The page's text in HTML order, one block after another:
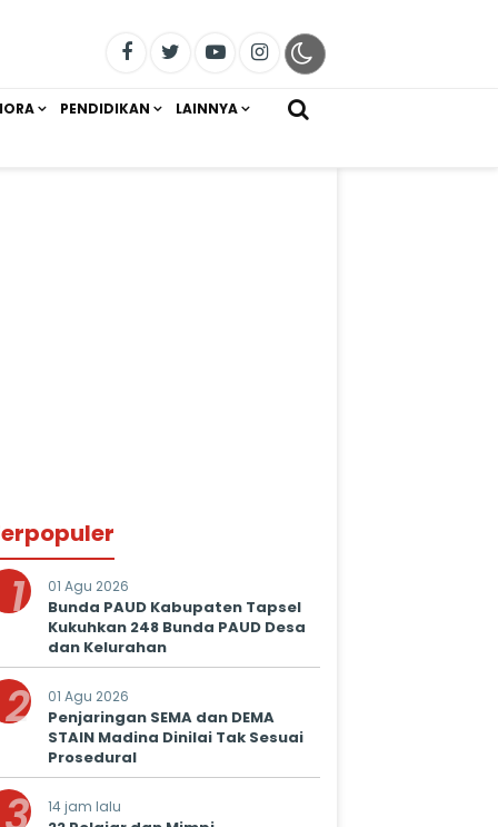
PENDIDIKAN LAINNYA
1 01 Agu 2026
Bunda PAUD Kabupaten Tapsel
Kukuhkan 248 Bunda PAUD Desa
dan Kelurahan
2 01 Agu 2026
Penjaringan SEMA dan DEMA
STAIN Madina Dinilai Tak Sesuai
Prosedural
14 jam lalu